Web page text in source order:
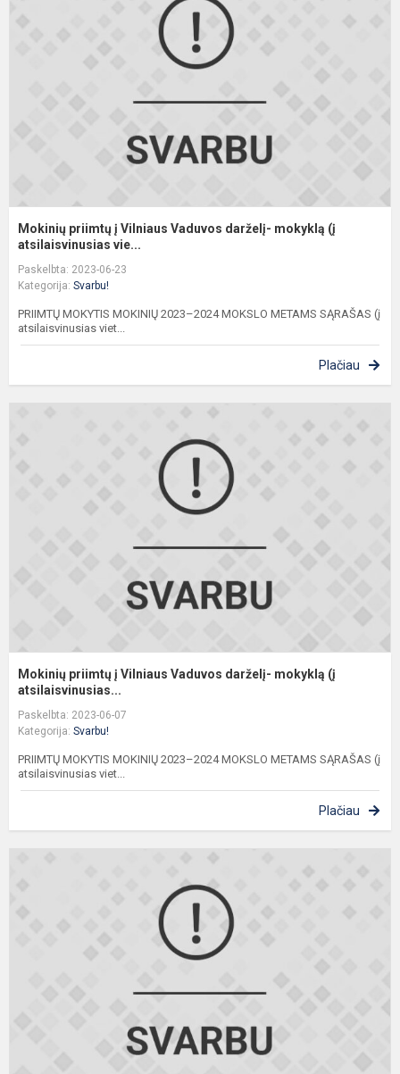
Mokinių priimtų į Vilniaus Vaduvos darželį- mokyklą (į
atsilaisvinusias vie...
Paskelbta: 2023-06-23
Kategorija: Svarbu!
PRIIMTŲ MOKYTIS MOKINIŲ 2023–2024 MOKSLO METAMS SĄRAŠAS (į
atsilaisvinusias viet...
Plačiau
Mokinių priimtų į Vilniaus Vaduvos darželį- mokyklą (į
atsilaisvinusias...
Paskelbta: 2023-06-07
Kategorija: Svarbu!
PRIIMTŲ MOKYTIS MOKINIŲ 2023–2024 MOKSLO METAMS SĄRAŠAS (į
atsilaisvinusias viet...
Plačiau